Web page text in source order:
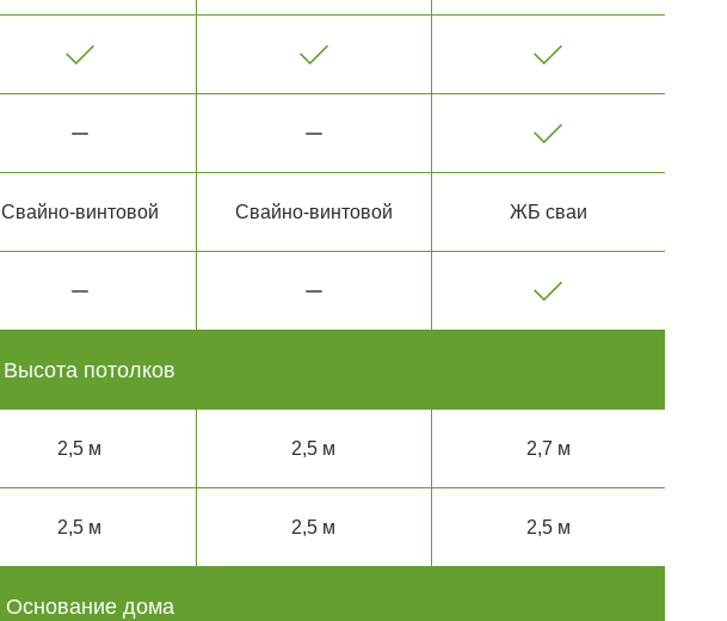
Свайно-винтовой Свайно-винтовой ЖБ сваи
Высота потолков
2,5 м 2,5 м 2,7 м
2,5 м 2,5 м 2,5 м
Основание дома